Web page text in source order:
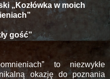
„Kozłówka w moich
gość”
to niezwykłe
okazję do poznania